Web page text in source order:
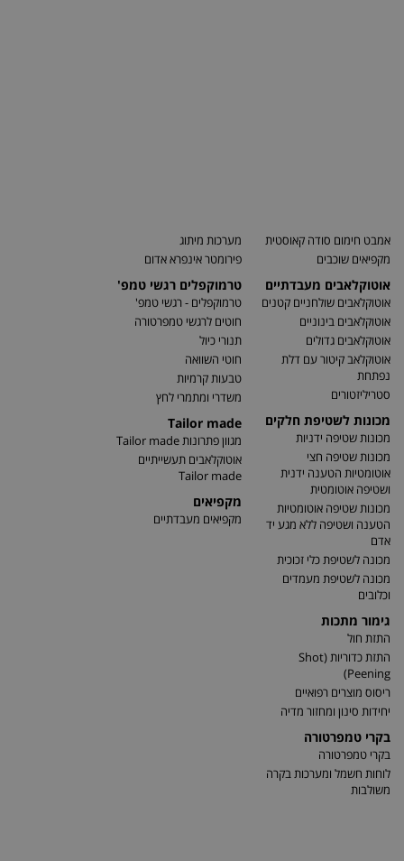
אמבט חימום סודה קאוסטית
מקפיאים שוכבים
אוטוקלאבים מעבדתיים
אוטוקלאבים שולחניים קטנים
אוטוקלאבים בינוניים
אוטוקלאבים גדולים
אוטוקלאב קיטור עם דלת
נפתחת
סטריליזטורים
מכונות לשטיפת חלקים
מכונות שטיפה ידניות
מכונות שטיפה חצי
אוטומטיות הטענה ידנית
ושטיפה אוטומטית
מכונות שטיפה אוטומטיות
הטענה ושטיפה ללא מגע יד
אדם
מכונה לשטיפת כלי זכוכית
מכונה לשטיפת מעמדים
וכלובים
גימור מתכות
התזת חול
התזת כדוריות (Shot
Peening)
ריסוס מוצרים רפואיים
יחידות סינון ומחזור מדיה
בקרי טמפרטורה
בקרי טמפרטורה
לוחות חשמל ומערכות בקרה
משולבות
מערכות מיתוג
פירומטר אינפרא אדום
טרמוקפלים רגשי טמפ'
טרמוקפלים - רגשי טמפ'
חוטים לרגשי טמפרטורה
תנורי כיול
חוטי השוואה
טבעות קרמיות
משדרי ומתמרי לחץ
Tailor made
מגוון פתרונות Tailor made
אוטוקלאבים תעשייתיים
Tailor made
מקפיאים
מקפיאים מעבדתיים